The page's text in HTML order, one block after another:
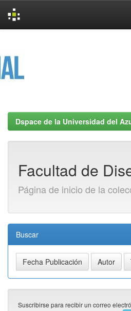
Dspace de la Universidad del
Facultad de
Página de inicio de la
Buscar
Suscribirse para recibir un correo